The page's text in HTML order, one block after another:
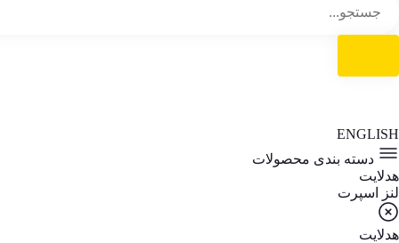
ENGLISH
دسته بندی محصولات
هدلایت
لنز اسپرت
هدلایت